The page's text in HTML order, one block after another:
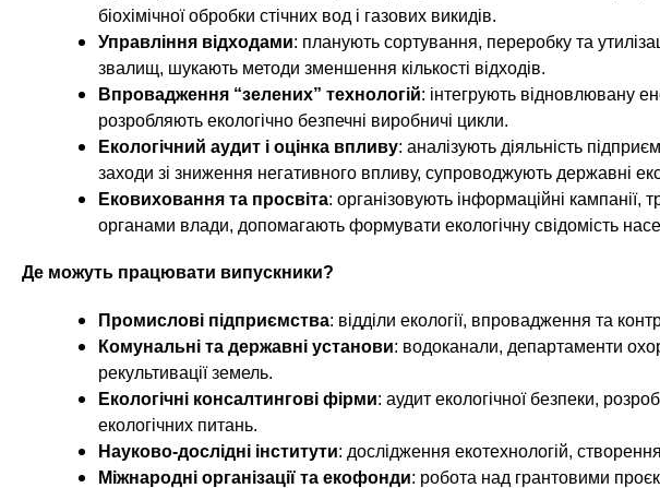
біохімічної обробки стічних вод і газових викидів.
Управління відходами: планують сортування, переробку та
звалищ, шукають методи зменшення кількості відходів.
Впровадження “зелених” технологій: інтегрують відновлювану
розробляють екологічно безпечні виробничі цикли.
Екологічний аудит і оцінка впливу: аналізують діяльність
заходи зі зниження негативного впливу, супроводжують державні
Ековиховання та просвіта: організовують інформаційні кампанії,
органами влади, допомагають формувати екологічну свідомість
Де можуть працювати випускники?
Промислові підприємства: відділи екології, впровадження та
Комунальні та державні установи: водоканали, департаменти
рекультивації земель.
Екологічні консалтингові фірми: аудит екологічної безпеки,
екологічних питань.
Науково-дослідні інститути: дослідження екотехнологій,
Міжнародні організації та екофонди: робота над грантовими